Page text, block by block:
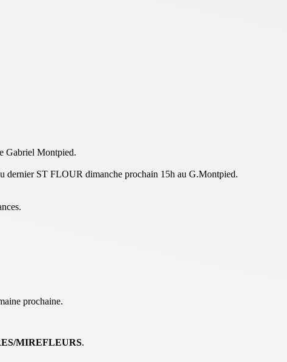
Gabriel Montpied.
dernier ST FLOUR dimanche prochain 15h au G.Montpied.
prochaine.
MIREFLEURS.